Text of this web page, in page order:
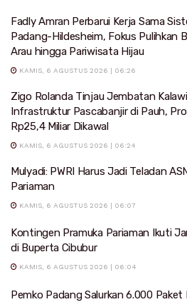
Fadly Amran Perbarui Kerja Sama
Padang-Hildesheim, Fokus Pulihkan
Arau hingga Pariwisata Hijau
KAMIS, 6 AGUSTUS 2026 | 06:26
Zigo Rolanda Tinjau Jembatan
Infrastruktur Pascabanjir di Pauh,
Rp25,4 Miliar Dikawal
KAMIS, 6 AGUSTUS 2026 | 06:24
Mulyadi: PWRI Harus Jadi Teladan
Pariaman
KAMIS, 6 AGUSTUS 2026 | 06:07
Kontingen Pramuka Pariaman Ikuti
di Buperta Cibubur
KAMIS, 6 AGUSTUS 2026 | 06:04
Pemko Padang Salurkan 6.000 Paket